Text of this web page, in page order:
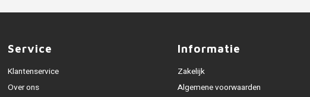
Service
Klantenservice
Over ons
Informatie
Zakelijk
Algemene voorwaarden